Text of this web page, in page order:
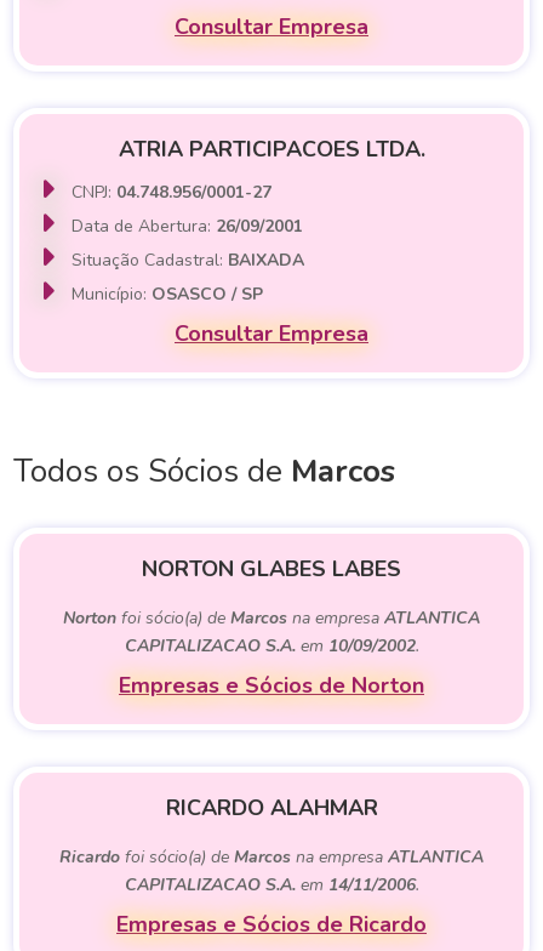
Consultar Empresa
ATRIA PARTICIPACOES LTDA.
CNPJ: 04.748.956/0001-27
Data de Abertura: 26/09/2001
Situação Cadastral: BAIXADA
Município: OSASCO / SP
Consultar Empresa
Todos os Sócios de Marcos
NORTON GLABES LABES
Norton foi sócio(a) de Marcos na empresa ATLANTICA
CAPITALIZACAO S.A.em 10/09/2002.
Empresas e Sócios de Norton
RICARDO ALAHMAR
Ricardo foi sócio(a) de Marcos na empresa ATLANTICA
CAPITALIZACAO S.A.em 14/11/2006.
Empresas e Sócios de Ricardo